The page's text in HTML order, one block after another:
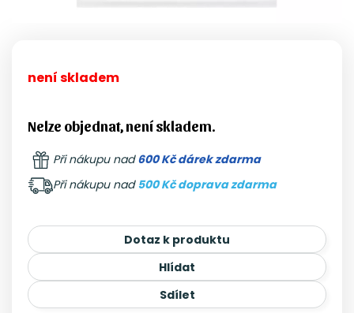
není skladem
Nelze objednat, není skladem.
Při nákupu nad600 Kč dárek zdarma
Při nákupu nad 500 Kč doprava zdarma
Dotaz k produktu
Hlídat
Sdílet